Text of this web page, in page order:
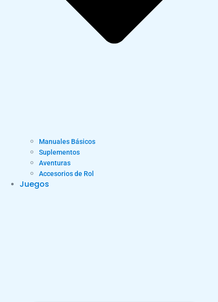
Manuales Básicos
Suplementos
Aventuras
Accesorios de Rol
Juegos